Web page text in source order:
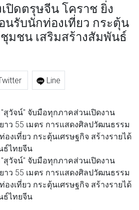
ปิดตรุษจีน โคราช ยิ่ง
รับนักท่องเที่ยว กระตุ้น
มชน เสริมสร้างสัมพันธ์
Line
วัจน์" จับมือทุกภาคส่วนเปิดงาน
าว 55 เมตร การแสดงศิลปวัฒนธรรม
งเที่ยว กระตุ้นเศรษฐกิจ สร้างรายได้
ธ์ไทยจีน
วัจน์" จับมือทุกภาคส่วนเปิดงาน
าว 55 เมตร การแสดงศิลปวัฒนธรรม
งเที่ยว กระตุ้นเศรษฐกิจ สร้างรายได้
ธ์ไทยจีน